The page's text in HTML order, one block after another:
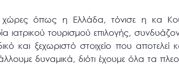
χώρες όπως η Ελλάδα, τόνισε η κα
ιατρικού τουρισμού επιλογής,
και ξεχωριστό στοιχείο που
δυναμικά, διότι έχουμε όλα τα